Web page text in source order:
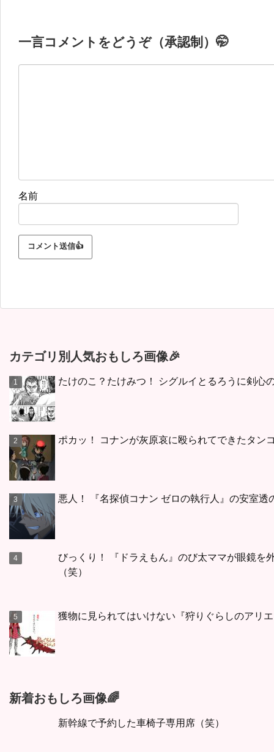
一言コメントをどうぞ（承認制）🤭
名前
カテゴリ別人気おもしろ画像🎉
たけのこ？たけみつ！ シグルイとるろうに剣心
ポカッ！ コナンが灰原哀に殴られてできたタン
悪人！ 『名探偵コナン ゼロの執行人』の安室
びっくり！ 『ドラえもん』のび太ママが眼鏡を
（笑）
獲物に見られてはいけない『狩りぐらしのアリ
新着おもしろ画像🌈
新幹線で予約した車椅子専用席（笑）